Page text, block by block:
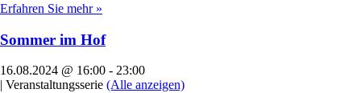
Erfahren Sie mehr »
Sommer im Hof
16.08.2024 @ 16:00 - 23:00
| Veranstaltungsserie (Alle anzeigen)